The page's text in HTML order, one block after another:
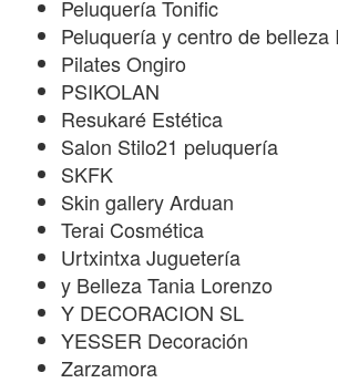
Peluquería Tonific
Peluquería y centro de belleza
Pilates Ongiro
PSIKOLAN
Resukaré Estética
Salon Stilo21 peluquería
SKFK
Skin gallery Arduan
Terai Cosmética
Urtxintxa Juguetería
y Belleza Tania Lorenzo
Y DECORACION SL
YESSER Decoración
Zarzamora